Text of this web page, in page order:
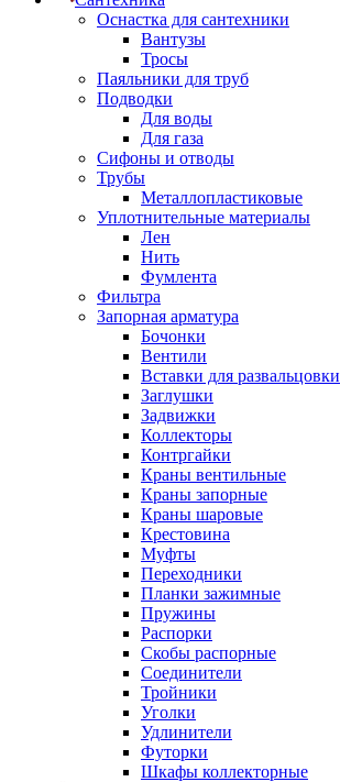
Оснастка для сантехники
Вантузы
Тросы
Паяльники для труб
Подводки
Для воды
Для газа
Сифоны и отводы
Трубы
Металлопластиковые
Уплотнительные материалы
Лен
Нить
Фумлента
Фильтра
Запорная арматура
Бочонки
Вентили
Вставки для развальцовки
Заглушки
Задвижки
Коллекторы
Контргайки
Краны вентильные
Краны запорные
Краны шаровые
Крестовина
Муфты
Переходники
Планки зажимные
Пружины
Распорки
Скобы распорные
Соединители
Тройники
Уголки
Удлинители
Футорки
Шкафы коллекторные